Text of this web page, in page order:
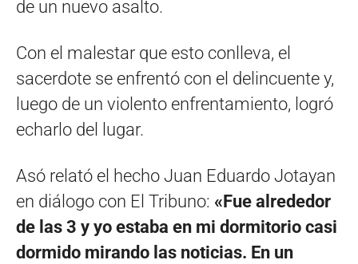
de un nuevo asalto.
Con el malestar que esto conlleva, el
sacerdote se enfrentó con el delincuente y,
luego de un violento enfrentamiento, logró
echarlo del lugar.
Asó relató el hecho Juan Eduardo Jotayan
en diálogo con El Tribuno: «Fue alrededor
de las 3 y yo estaba en mi dormitorio casi
dormido mirando las noticias. En un